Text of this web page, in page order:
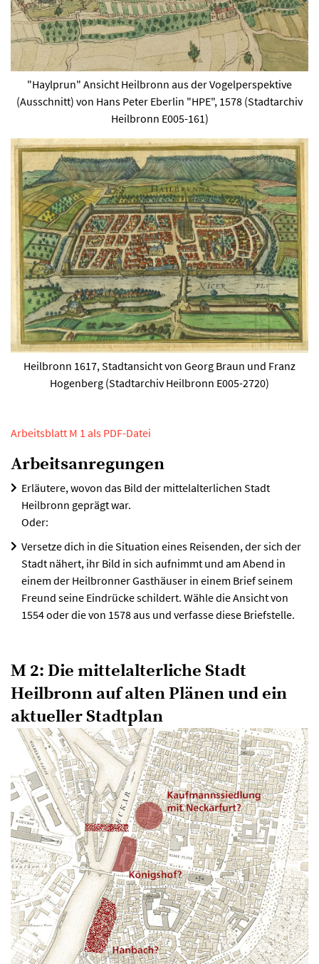
"Haylprun" Ansicht Heilbronn aus der Vogelperspektive
(Ausschnitt) von Hans Peter Eberlin "HPE", 1578 (Stadtarchiv
Heilbronn E005-161)
Heilbronn 1617, Stadtansicht von Georg Braun und Franz
Hogenberg (Stadtarchiv Heilbronn E005-2720)
Arbeitsblatt M 1 als PDF-Datei
Arbeitsanregungen
Erläutere, wovon das Bild der mittelalterlichen Stadt
Heilbronn geprägt war.
Oder:
Versetze dich in die Situation eines Reisenden, der sich der
Stadt nähert, ihr Bild in sich aufnimmt und am Abend in
einem der Heilbronner Gasthäuser in einem Brief seinem
Freund seine Eindrücke schildert. Wähle die Ansicht von
1554 oder die von 1578 aus und verfasse diese Briefstelle.
M 2: Die mittelalterliche Stadt
Heilbronn auf alten Plänen und ein
aktueller Stadtplan